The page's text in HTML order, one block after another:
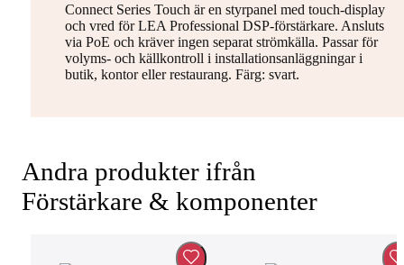
Connect Series Touch är en styrpanel med touch-display
och vred för LEA Professional DSP-förstärkare. Ansluts
via PoE och kräver ingen separat strömkälla. Passar för
volyms- och källkontroll i installationsanläggningar i
butik, kontor eller restaurang. Färg: svart.
Andra produkter ifrån
Förstärkare & komponenter